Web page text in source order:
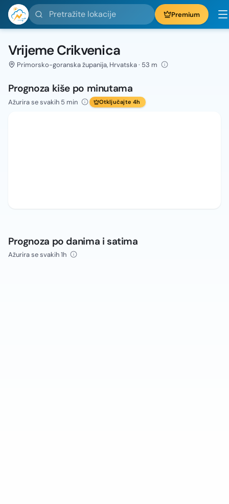
Pretražite lokacije Premium
Vrijeme Crikvenica
Primorsko-goranska županija, Hrvatska · 53 m
Prognoza kiše po minutama
Ažurira se svakih 5 min Otključajte 4h
Prognoza po danima i satima
Ažurira se svakih 1h